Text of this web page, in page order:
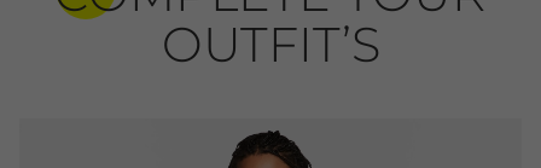
OUTFIT’S